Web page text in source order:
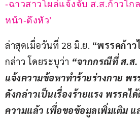
-ฉาวสาวโผล่แจ้งจับ ส.ส.ก้าวไก
หน้า-ดึงหัว’
ล่าสุดเมื่อวันที่ 28 มิ.ย. “พรรคก้าว
กล่าว โดยระบุว่า “จากกรณีที่ ส.ส.
แจ้งความข้อหาทำร้ายร่างกาย พ
ดังกล่าวเป็นเรื่องร้ายแรง พรรคไ
ความแล้ว เพื่อขอข้อมูลเพิ่มเติม แ